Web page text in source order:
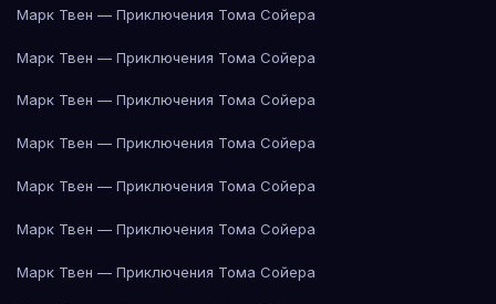
Марк Твен — Приключения Тома Сойера
Марк Твен — Приключения Тома Сойера
Марк Твен — Приключения Тома Сойера
Марк Твен — Приключения Тома Сойера
Марк Твен — Приключения Тома Сойера
Марк Твен — Приключения Тома Сойера
Марк Твен — Приключения Тома Сойера